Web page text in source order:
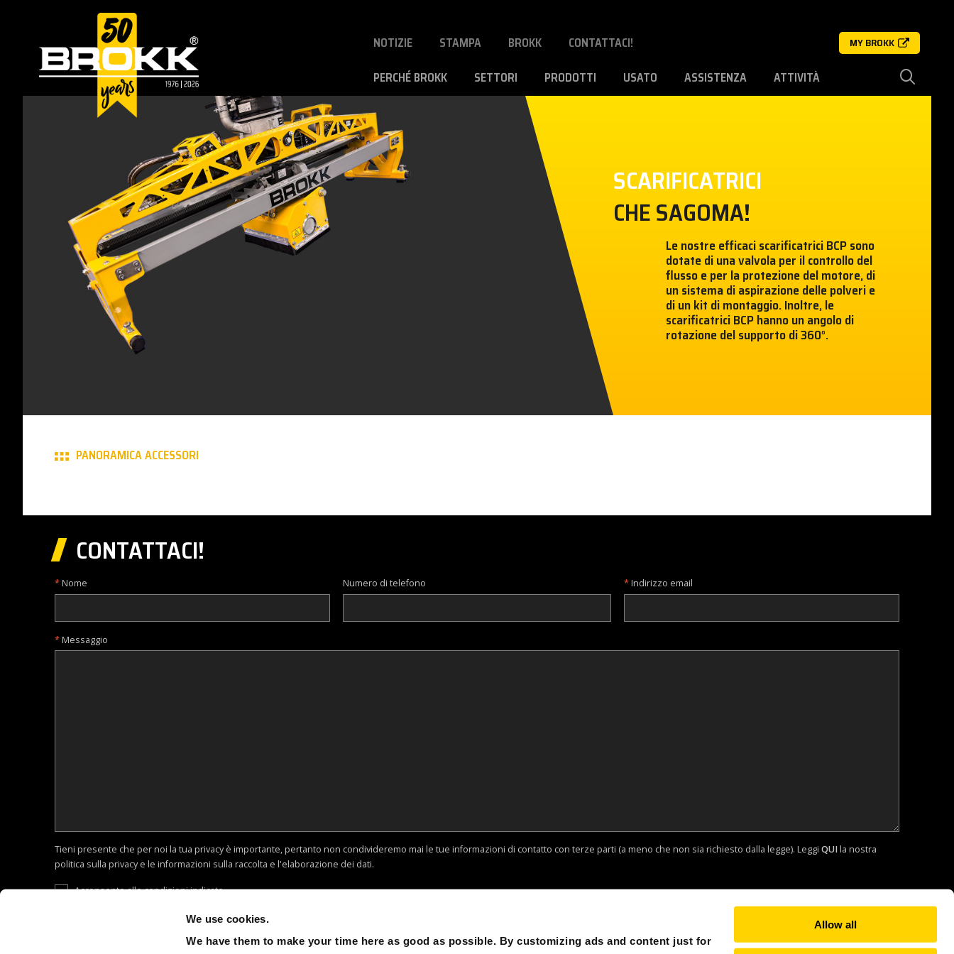
We use cookies.
We have them to make your time here as good as possible. By customizing ads and content just for
Allow all
NOTIZIE STAMPA BROKK CONTATTACI! MY BROKK
PERCHÉ BROKK SETTORI PRODOTTI USATO ASSISTENZA ATTIVITÀ
SCARIFICATRICI
CHE SAGOMA!
Le nostre efficaci scarificatrici BCP sono
dotate di una valvola per il controllo del
flusso e per la protezione del motore, di
un sistema di aspirazione delle polveri e
di un kit di montaggio. Inoltre, le
scarificatrici BCP hanno un angolo di
rotazione del supporto di 360°.
PANORAMICA ACCESSORI
CONTATTACI!
Nome Numero di telefono Indirizzo email
Messaggio
Tieni presente che per noi la tua privacy è importante, pertanto non condivideremo mai le tue informazioni di contatto con terze parti (a meno che non sia richiesto dalla legge). Leggi QUIla nostra
politica sulla privacy e le informazioni sulla raccolta e l'elaborazione dei dati.
Acconsento alle condizioni indicate